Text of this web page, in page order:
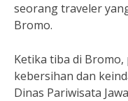
seorang traveler
Bromo.
Ketika tiba di
kebersihan dan
Dinas Pariwisata